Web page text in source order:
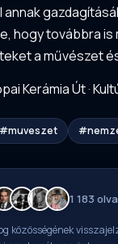
hogy továbbra is
a művészet
Kerámia Út·
#muveszet
1 183
közösségének